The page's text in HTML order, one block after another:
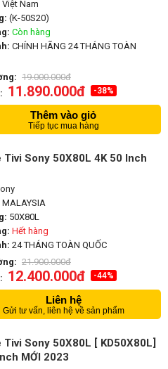
Việt Nam
(K-50S20)
Còn hàng
CHÍNH HÃNG 24 THÁNG TOÀN
19.000.000đ
11.890.000đ -38%
Thêm vào giỏ
Tiếp tục mua hàng
Tivi Sony 50X80L 4K 50 Inch
MALAYSIA
50X80L
Hết hàng
24 THÁNG TOÀN QUỐC
21.900.000đ
12.400.000đ -44%
Liên hệ
Gửi tư vấn, liên hệ về sản phẩm
Tivi Sony 50X80L [ KD50X80L]
MỚI 2023